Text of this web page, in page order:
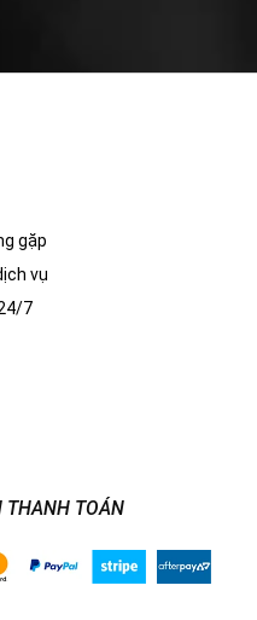
gặp
vụ
7
THANH TOÁN